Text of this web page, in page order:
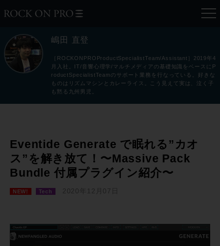
嶋田 直登
［ROCKONPROProductSpecialistTeam/Assistant］2019年4
月入社。IT/音響心理学/マルチメディアの基礎知識をベースにP
roductSpecialistTeamのサポート業務を行なっている。好きな
ものはリズムマシンとカレーライス。こう見えて実は、泣く子
も黙る九州男児。
Eventide Generate で眠れる”カオ
ス”を解き放て！〜Massive Pack
Bundle 付属プラグイン紹介〜
NEW! Tech 2020年12月07日